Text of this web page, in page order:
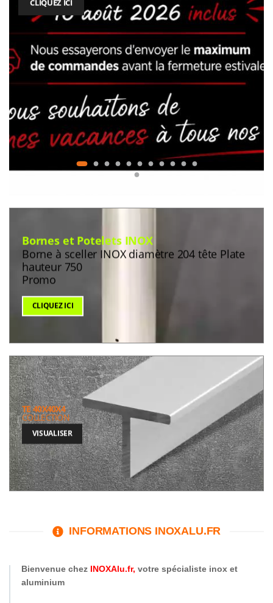
CLIQUEZ ICI
Bornes et Potelets INOX
Borne à sceller INOX diamètre 204 tête Plate
hauteur 750
Promo
CLIQUEZ ICI
TE 40X40X4
COLLECTION
VISUALISER
INFORMATIONS INOXALU.FR
Bienvenue chez INOXAlu.fr, votre spécialiste inox et
aluminium